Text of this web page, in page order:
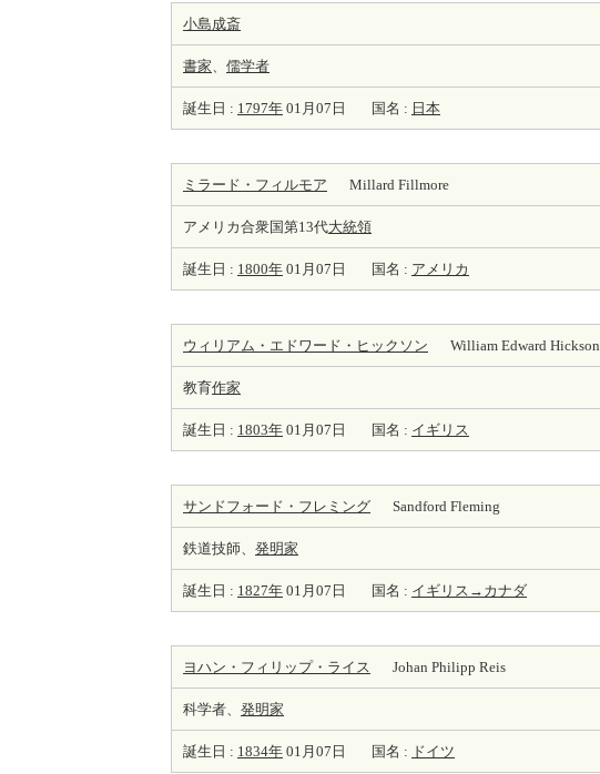
小島成斎
書家、 儒学者
誕生日 : 1797年 01月07日 国名 : 日本
ミラード・フィルモア Millard Fillmore
アメリカ合衆国第13代大統領
誕生日 : 1800年 01月07日 国名 : アメリカ
ウィリアム・エドワード・ヒックソン William Edward Hickson
教育作家
誕生日 : 1803年 01月07日 国名 : イギリス
サンドフォード・フレミング Sandford Fleming
鉄道技師、 発明家
誕生日 : 1827年 01月07日 国名 : イギリス→カナダ
ヨハン・フィリップ・ライス Johan Philipp Reis
科学者、 発明家
誕生日 : 1834年 01月07日 国名 : ドイツ